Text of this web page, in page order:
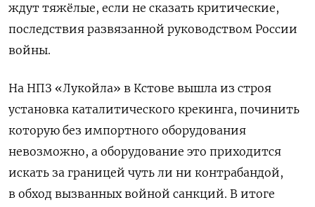
ждут тяжёлые, если не сказать критические,
последствия развязанной руководством России
войны.
На НПЗ «Лукойла» в Кстове вышла из строя
установка каталитического крекинга, починить
которую без импортного оборудования
невозможно, а оборудование это приходится
искать за границей чуть ли ни контрабандой,
в обход вызванных войной санкций. В итоге